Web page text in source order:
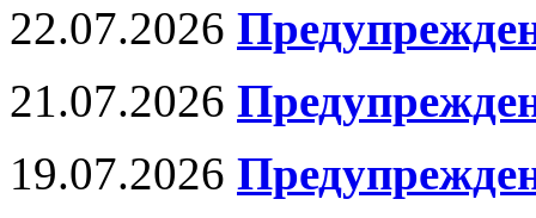
22.07.2026
21.07.2026
19.07.2026